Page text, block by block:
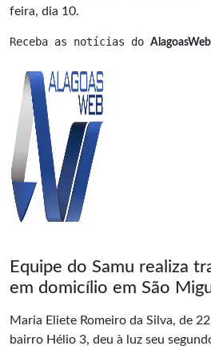
feira, dia 10.
Receba as notícias do AlagoasWeb
Equipe do Samu realiza
em domicílio em São
Maria Eliete Romeiro da Silva, de
bairro Hélio 3, deu à luz seu